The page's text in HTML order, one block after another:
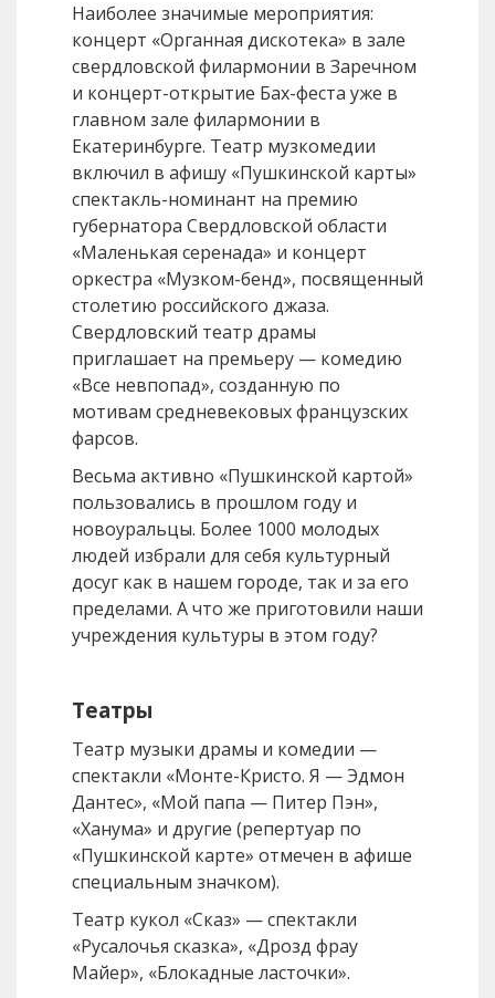
Наиболее значимые мероприятия:
концерт «Органная дискотека» в зале
свердловской филармонии в Заречном
и концерт-открытие Бах-феста уже в
главном зале филармонии в
Екатеринбурге. Театр музкомедии
включил в афишу «Пушкинской карты»
спектакль-номинант на премию
губернатора Свердловской области
«Маленькая серенада» и концерт
оркестра «Музком-бенд», посвященный
столетию российского джаза.
Свердловский театр драмы
приглашает на премьеру — комедию
«Все невпопад», созданную по
мотивам средневековых французских
фарсов.
Весьма активно «Пушкинской картой»
пользовались в прошлом году и
новоуральцы. Более 1000 молодых
людей избрали для себя культурный
досуг как в нашем городе, так и за его
пределами. А что же приготовили наши
учреждения культуры в этом году?
Театры
Театр музыки драмы и комедии —
спектакли «Монте-Кристо. Я — Эдмон
Дантес», «Мой папа — Питер Пэн»,
«Ханума» и другие (репертуар по
«Пушкинской карте» отмечен в афише
специальным значком).
Театр кукол «Сказ» — спектакли
«Русалочья сказка», «Дрозд фрау
Майер», «Блокадные ласточки».